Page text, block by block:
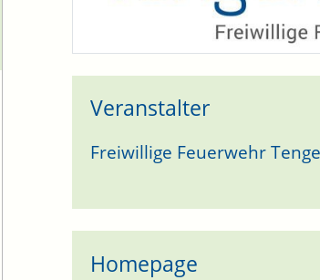
Homepage
Veranstalter
Freiwillige Feuerwehr